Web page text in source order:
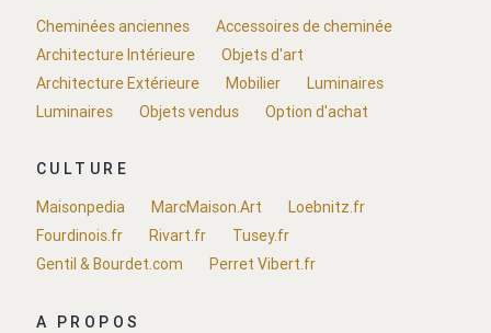
Cheminées anciennes
Accessoires de cheminée
Architecture Intérieure
Objets d'art
Architecture Extérieure
Mobilier
Luminaires
Luminaires
Objets vendus Option d'achat
CULTURE
Maisonpedia
MarcMaison.Art
Loebnitz.fr
Fourdinois.fr
Rivart.fr
Tusey.fr
Gentil & Bourdet.com
Perret Vibert.fr
A PROPOS